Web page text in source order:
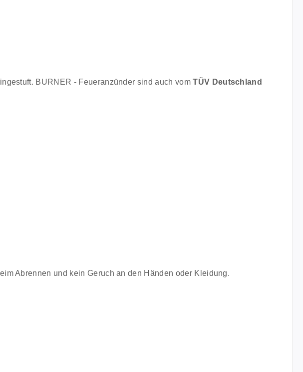
BURNER - Feueranzünder sind auch vomTÜV Deutschland
Abrennen und kein Geruch an den Händen oder Kleidung.